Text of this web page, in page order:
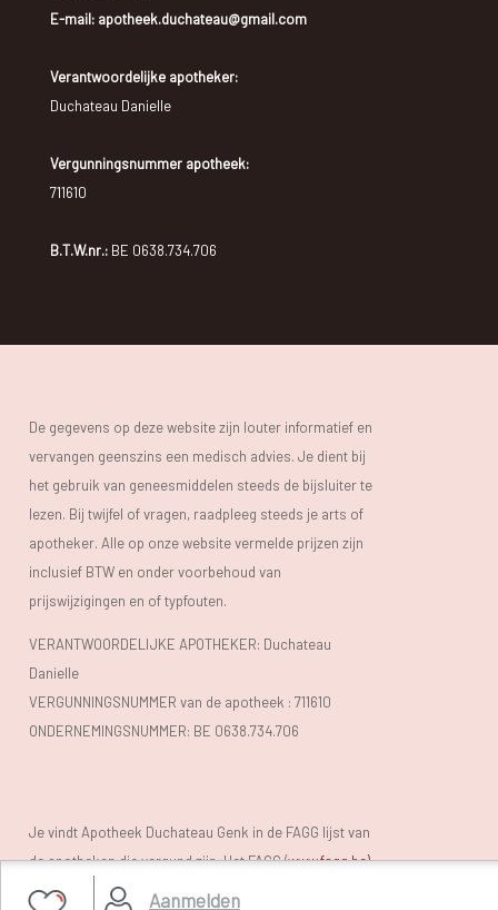
Aanmelden
E-mail: apotheek.duchateau@gmail.com
Verantwoordelijke apotheker:
Duchateau Danielle
Vergunningsnummer apotheek:
711610
B.T.W.nr.:BE 0638.734.706
De gegevens op deze website zijn louter informatief en
vervangen geenszins een medisch advies. Je dient bij
het gebruik van geneesmiddelen steeds de bijsluiter te
lezen. Bij twijfel of vragen, raadpleeg steeds je arts of
apotheker. Alle op onze website vermelde prijzen zijn
inclusief BTW en onder voorbehoud van
prijswijzigingen en of typfouten.
VERANTWOORDELIJKE APOTHEKER: Duchateau
Danielle
VERGUNNINGSNUMMER van de apotheek : 711610
ONDERNEMINGSNUMMER: BE 0638.734.706
Je vindt Apotheek Duchateau Genk in de FAGG lijst van
de apotheken die vergund zijn. Het FAGG (www.fagg.be)
controleert de wettelikheid van de Belgische (online)